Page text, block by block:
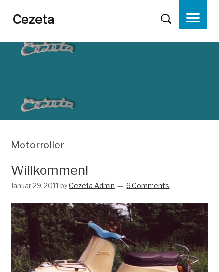
Cezeta
Motorroller
Willkommen!
Januar 29, 2011 byCezeta Admin 6 Comments